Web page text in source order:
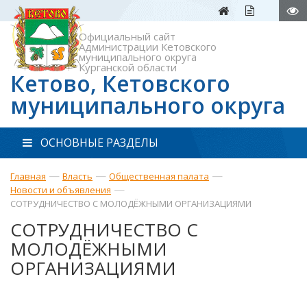
Официальный сайт
Администрации Кетовского
муниципального округа
Курганской области
Кетово, Кетовского
муниципального округа
ОСНОВНЫЕ РАЗДЕЛЫ
Главная — Власть — Общественная палата —
Новости и объявления —
СОТРУДНИЧЕСТВО С МОЛОДЁЖНЫМИ ОРГАНИЗАЦИЯМИ
СОТРУДНИЧЕСТВО С
МОЛОДЁЖНЫМИ
ОРГАНИЗАЦИЯМИ